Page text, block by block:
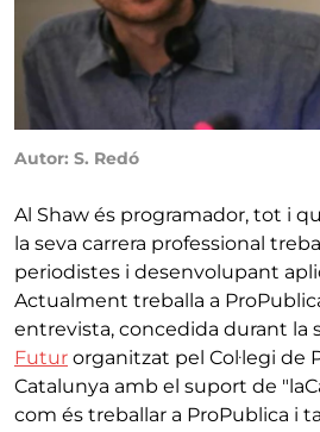
Autor: S. Redó
Al Shaw és programador, tot i
la seva carrera professional
periodistes i desenvolupant
Actualment treballa a
entrevista, concedida durant la
Futur organitzat pel Col·legi de
Catalunya amb el suport de
com és treballar a ProPublica i